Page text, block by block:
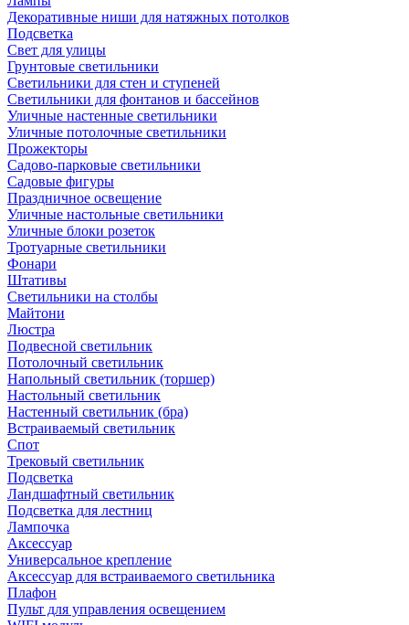
Декоративные ниши для натяжных потолков
Подсветка
Свет для улицы
Грунтовые светильники
Светильники для стен и ступеней
Светильники для фонтанов и бассейнов
Уличные настенные светильники
Уличные потолочные светильники
Прожекторы
Садово-парковые светильники
Садовые фигуры
Праздничное освещение
Уличные настольные светильники
Уличные блоки розеток
Тротуарные светильники
Фонари
Штативы
Светильники на столбы
Майтони
Люстра
Подвесной светильник
Потолочный светильник
Напольный светильник (торшер)
Настольный светильник
Настенный светильник (бра)
Встраиваемый светильник
Спот
Трековый светильник
Подсветка
Ландшафтный светильник
Подсветка для лестниц
Лампочка
Аксессуар
Универсальное крепление
Аксессуар для встраиваемого светильника
Плафон
Пульт для управления освещением